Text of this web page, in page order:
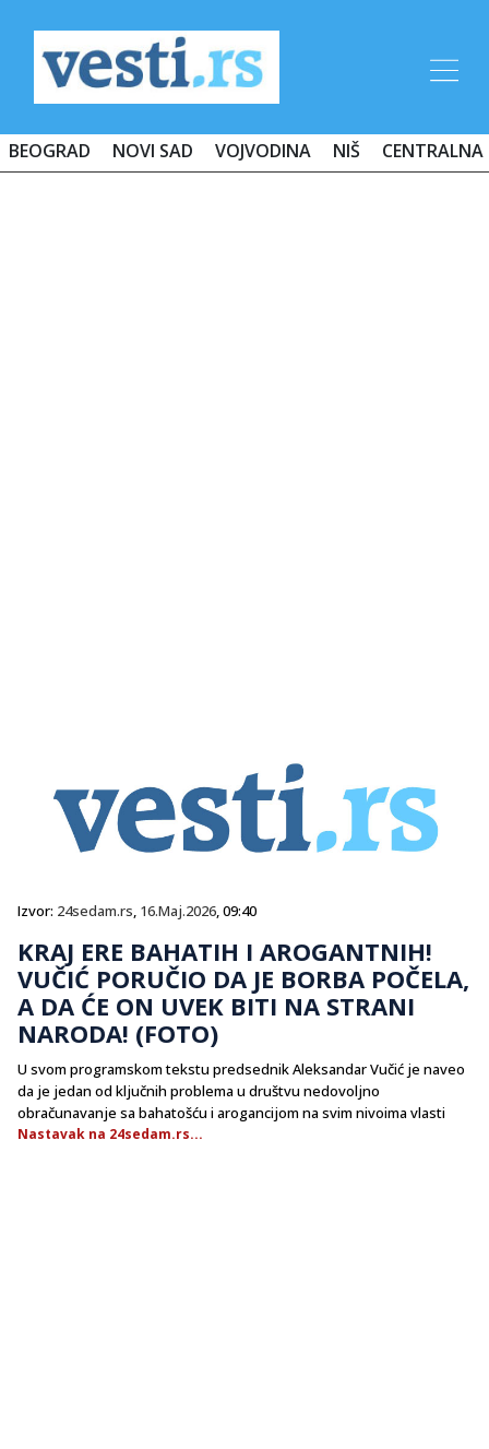
BEOGRAD NOVI SAD VOJVODINA NIŠ CENTRALNA
Izvor: 24sedam.rs, 16.Maj.2026, 09:40
KRAJ ERE BAHATIH I AROGANTNIH!
VUČIĆ PORUČIO DA JE BORBA POČELA,
A DA ĆE ON UVEK BITI NA STRANI
NARODA! (FOTO)
U svom programskom tekstu predsednik Aleksandar Vučić je naveo
da je jedan od ključnih problema u društvu nedovoljno
obračunavanje sa bahatošću i arogancijom na svim nivoima vlasti
Nastavak na 24sedam.rs...